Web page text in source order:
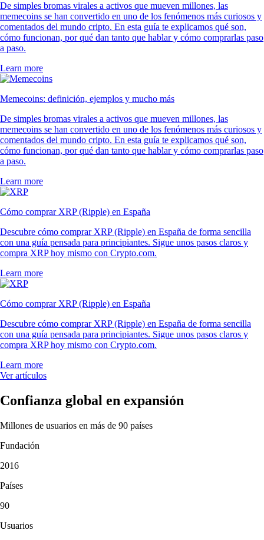
De simples bromas virales a activos que mueven millones, las
memecoins se han convertido en uno de los fenómenos más curiosos y
comentados del mundo cripto. En esta guía te explicamos qué son,
cómo funcionan, por qué dan tanto que hablar y cómo comprarlas paso
a paso.
Learn more
Memecoins: definición, ejemplos y mucho más
De simples bromas virales a activos que mueven millones, las
memecoins se han convertido en uno de los fenómenos más curiosos y
comentados del mundo cripto. En esta guía te explicamos qué son,
cómo funcionan, por qué dan tanto que hablar y cómo comprarlas paso
a paso.
Learn more
Cómo comprar XRP (Ripple) en España
Descubre cómo comprar XRP (Ripple) en España de forma sencilla
con una guía pensada para principiantes. Sigue unos pasos claros y
compra XRP hoy mismo con Crypto.com.
Learn more
Cómo comprar XRP (Ripple) en España
Descubre cómo comprar XRP (Ripple) en España de forma sencilla
con una guía pensada para principiantes. Sigue unos pasos claros y
compra XRP hoy mismo con Crypto.com.
Learn more
Ver artículos
Confianza global en expansión
Millones de usuarios en más de 90 países
Fundación
2016
Países
90
Usuarios